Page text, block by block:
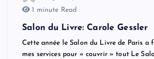
1 minute Read
Salon du Livre: Carole Gessler
Cette année le Salon du Livre de Paris a
mes services pour « couvrir » tout Le